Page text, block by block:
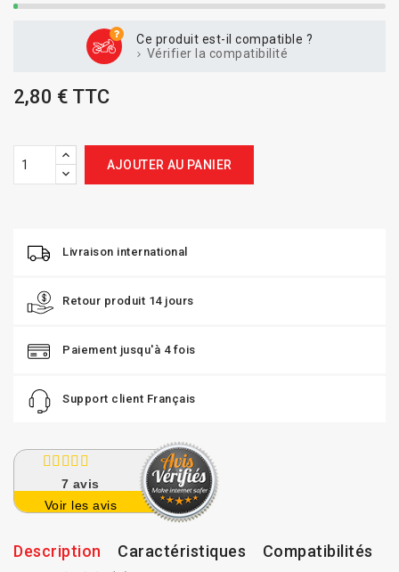
Ce produit est-il compatible ?
Vérifier la compatibilité
2,80 € TTC
AJOUTER AU PANIER
Livraison international
Retour produit 14 jours
Paiement jusqu'à 4 fois
Support client Français
7 avis
Voir les avis
Description Caractéristiques
Compatibilités